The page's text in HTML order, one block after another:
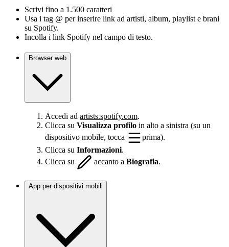
Scrivi fino a 1.500 caratteri
Usa i tag @ per inserire link ad artisti, album, playlist e brani
su Spotify.
Incolla i link Spotify nel campo di testo.
Browser web
Accedi ad artists.spotify.com.
Clicca su Visualizza profilo in alto a sinistra (su un
dispositivo mobile, tocca
prima).
Clicca su Informazioni.
Clicca su
accanto a Biografia.
App per dispositivi mobili